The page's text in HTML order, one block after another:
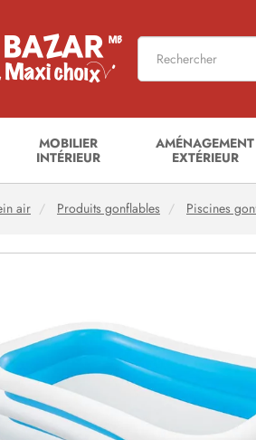
MOBILIER
INTÉRIEUR
AMÉNAGEMENT
EXTÉRIEUR
air Produits gonflables Piscines